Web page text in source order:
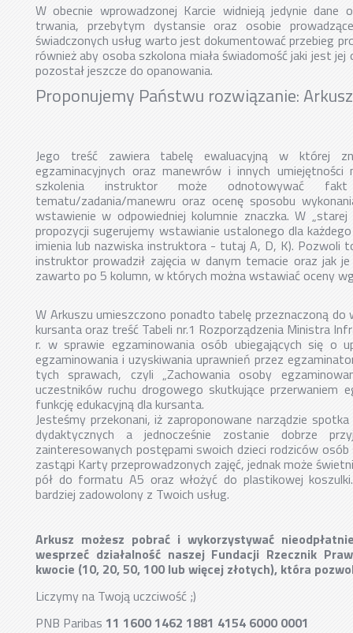
W obecnie wprowadzonej Karcie widnieją jedynie
trwania, przebytym dystansie oraz osobie
świadczonych usług warto jest dokumentować przebieg
również aby osoba szkolona miała świadomość jaki jest
pozostał jeszcze do opanowania.
Proponujemy Państwu rozwiązanie:
Jego treść zawiera tabelę ewaluacyjną w której
egzaminacyjnych oraz manewrów i innych umiejętności
szkolenia instruktor może odnotowywać
tematu/zadania/manewru oraz ocenę sposobu
wstawienie w odpowiedniej kolumnie znaczka. W
propozycji sugerujemy wstawianie ustalonego dla
imienia lub nazwiska instruktora - tutaj A, D, K). Pozwoli
instruktor prowadził zajęcia w danym temacie oraz jak
zawarto po 5 kolumn, w których można wstawiać oceny
W Arkuszu umieszczono ponadto tabelę przeznaczoną
kursanta oraz treść Tabeli nr.1 Rozporządzenia Ministra
r. w sprawie egzaminowania osób ubiegających się o
egzaminowania i uzyskiwania uprawnień przez
tych sprawach, czyli „Zachowania osoby
uczestników ruchu drogowego skutkujące przerwaniem
funkcję edukacyjną dla kursanta.
Jesteśmy przekonani, iż zaproponowane narządzie
dydaktycznych a jednocześnie zostanie dobrze
zainteresowanych postępami swoich dzieci rodziców
zastąpi Karty przeprowadzonych zajęć, jednak może
pół do formatu A5 oraz włożyć do plastikowej
bardziej zadowolony z Twoich usług.
Arkusz możesz pobrać i wykorzystywać
wesprzeć działalność naszej Fundacji Rzecznik
kwocie (10, 20, 50, 100 lub więcej złotych), która
Liczymy na Twoją uczciwość ;)
PNB Paribas 11 1600 1462 1881 4154 6000 0001